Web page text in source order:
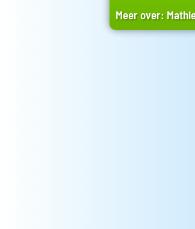
Meer over: